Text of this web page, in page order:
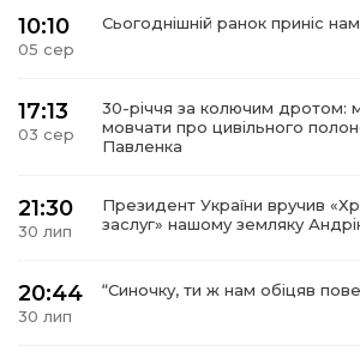
10:10
05 сер
Сьогоднішній ранок приніс
17:13
03 сер
30-річчя за колючим дротом:
мовчати про цивільного
Павленка
21:30
30 лип
Президент України вручив
заслуг» нашому земляку
20:44
30 лип
“Синочку, ти ж нам обіцяв